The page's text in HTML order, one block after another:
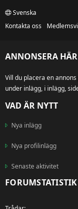
Svenska
Kontakta oss
ANNONSERA HÄR
Vill du placera en
under inlägg, i inlägg,
VAD ÄR NYTT
Nya inlägg
Nya profilinlägg
Senaste aktivitet
FORUMSTATISTIK